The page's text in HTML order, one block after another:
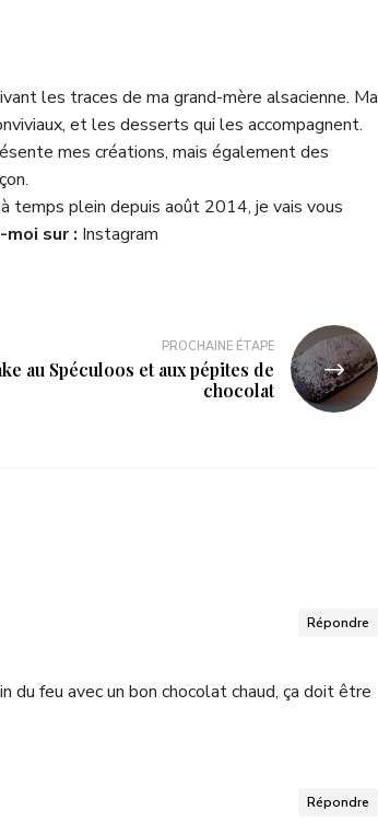
les traces de ma grand-mère alsacienne. Ma
et les desserts qui les accompagnent.
mes créations, mais également des
temps plein depuis août 2014, je vais vous
moi sur : Instagram
PROCHAINE ÉTAPE
au Spéculoos et aux pépites de
chocolat
du feu avec un bon chocolat chaud, ça doit être
Répondre
Répondre